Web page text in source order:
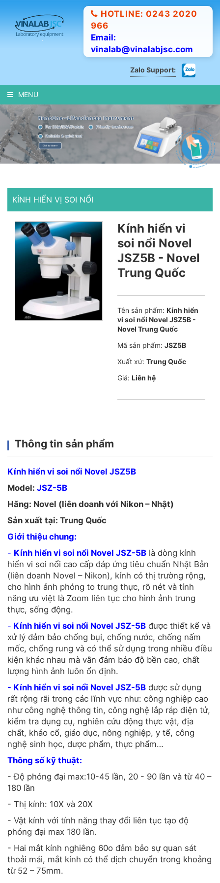
HOTLINE: 0243 2020
966
Email:
vinalab@vinalabjsc.com
Zalo Support:
MENU
KÍNH HIỂN VỊ SOI NỔI
Kính hiển vi
soi nổi Novel
JSZ5B - Novel
Trung Quốc
Tên sản phẩm: Kính hiển
vi soi nổi Novel JSZ5B -
Novel Trung Quốc
Mã sản phẩm: JSZ5B
Xuất xứ: Trung Quốc
Giá: Liên hệ
Thông tin sản phẩm
Kính hiển vi soi nổi Novel JSZ5B
Model: JSZ-5B
Hãng: Novel (liên doanh với Nikon – Nhật)
Sản xuất tại: Trung Quốc
Giới thiệu chung:
- Kính hiển vi soi nổi Novel JSZ-5B là dòng kính
hiển vi soi nổi cao cấp đáp ứng tiêu chuẩn Nhật Bản
(liên doanh Novel – Nikon), kính có thị trường rộng,
cho hình ảnh phóng to trung thực, rõ nét và tính
năng ưu việt là Zoom liên tục cho hình ảnh trung
thực, sống động.
- Kính hiển vi soi nổi Novel JSZ-5B được thiết kế và
xử lý đảm bảo chống bụi, chống nước, chống nấm
mốc, chống rung và có thể sử dụng trong nhiều điều
kiện khác nhau mà vẫn đảm bảo độ bền cao, chất
lượng hình ảnh luôn ổn định.
- Kính hiển vi soi nổi Novel JSZ-5B được sử dụng
rất rộng rãi trong các lĩnh vực như: công nghiệp cao
như công nghệ thông tin, công nghệ lắp ráp điện tử,
kiểm tra dụng cụ, nghiên cứu động thực vật, địa
chất, khảo cổ, giáo dục, nông nghiệp, y tế, công
nghệ sinh học, dược phẩm, thực phẩm…
Thông số kỹ thuật:
- Độ phóng đại max:10-45 lần, 20 - 90 lần và từ 40 –
180 lần
- Thị kính: 10X và 20X
- Vật kính với tính năng thay đổi liên tục tạo độ
phóng đại max 180 lần.
- Hai mắt kính nghiêng 60o đảm bảo sự quan sát
thoải mái, mắt kính có thể dịch chuyển trong khoảng
từ 52 – 75mm.